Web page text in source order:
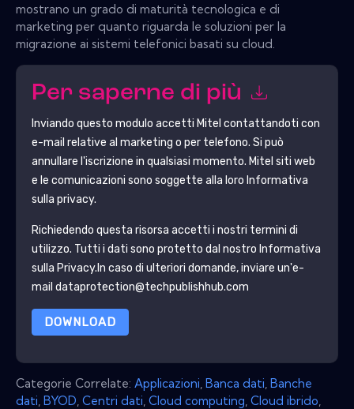
mostrano un grado di maturità tecnologica e di
marketing per quanto riguarda le soluzioni per la
migrazione ai sistemi telefonici basati su cloud.
Per saperne di più
Inviando questo modulo accetti Mitel contattandoti con
e-mail relative al marketing o per telefono. Si può
annullare l'iscrizione in qualsiasi momento. Mitel siti web
e le comunicazioni sono soggette alla loro Informativa
sulla privacy.
Richiedendo questa risorsa accetti i nostri termini di
utilizzo. Tutti i dati sono protetto dal nostro Informativa
sulla Privacy.In caso di ulteriori domande, inviare un'e-
mail dataprotection@techpublishhub.com
DOWNLOAD
Categorie Correlate: Applicazioni Banca dati Banche
dati BYOD Centri dati Cloud computing Cloud ibrido